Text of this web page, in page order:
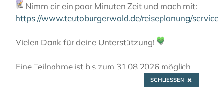
📝 Nimm dir ein paar Minuten Zeit und mach mit:
https://www.teutoburgerwald.de/reiseplanung/
Vielen Dank für deine Unterstützung! 💚
Eine Teilnahme ist bis zum 31.08.2026 möglich.
SCHLIESSEN